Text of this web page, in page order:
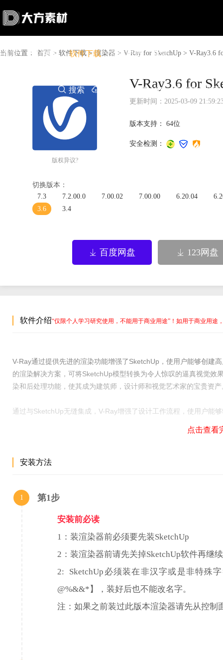
首页 设计素材 软件下载 问答资讯 商城
 搜索  上传赚钱  VIP  充值 登录
当前位置： 首页 > 软件下载>渲染器 > V-Ray for SketchUp > V-Ray3.6
版权异议?
V-Ray3.6 for
更新时间：2025-03-09
版本支持： 64位
安全检测：
切换版本：
7.3
7.2.00.0 7.00.02 7.00.00 6.20.04
3.6
3.4
 百度网盘  123网盘
软件介绍“仅限个人学习研究使用，不能用于商业用途”！如用于商业用
V-Ray通过提供先进的渲染功能增强了SketchUp，使用户能够创建
的渲染解决方案，可将SketchUp模型转换为令人惊叹的逼真视觉
染和后处理功能，使其成为建筑师，设计师和视觉艺术家的宝贵资产
通过与SketchUp无缝集成，V-Ray增强了设计工作流程，使用户能
SketchUp的V-Ray Next功能介绍：
渲染图像的实际房间和家具与全球的光，强，快。
简单地照亮场景的HDR图像（高动态范围）的环境。
渲染内容准备为VR的虚拟现实耳机流行。
创建优秀的材料，看起来完全像真实的东西。
从500多种材料中选择，拖放以加快您的下一个项目。
跟踪历史记录，链接，并调整颜色，曝光，更直接在V-Ray的帧缓冲
你的出口作为独立的转身控制更多的艺术在你的照片编辑软件。
点击查看
安装方法
1 第1步
安装前必读
1：装渲染器前必须要先装SketchUp
2：装渲染器前请先关掉SketchUp软件再继
2: SketchUp必须装在非汉字或是非特殊
@%&&*】，装好后也不能改名字。
注：如果之前装过此版本渲染器请先从控制